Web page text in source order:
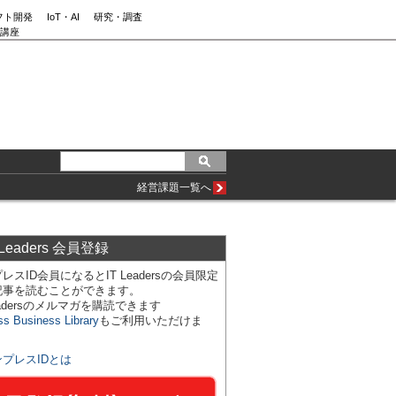
ト開発 IoT・AI
研究・調査
座
経営課題一覧へ
会員登録
スID会員になるとIT Leadersの会員限定
を読むことができます。
のメルマガを購読できます
Business Libraryもご利用いただけま
プレスIDとは